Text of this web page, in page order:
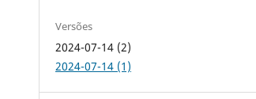
Versões
2024-07-14 (2)
2024-07-14 (1)